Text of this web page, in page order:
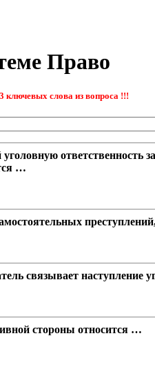
Право
ключевых слова из вопроса !!!
ответственность
…
связывает наступление
стороны относится …